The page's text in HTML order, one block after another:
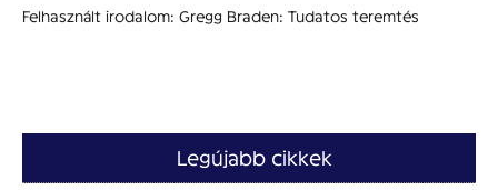
Felhasznált irodalom: Gregg Braden: Tudatos teremtés
Legújabb cikkek